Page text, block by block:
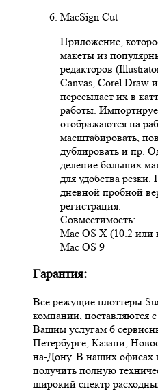
MacSign Cut
Приложение,
макеты из
редакторов
Canvas, Corel Draw
пересылает их в
работы.
отображаются на
масштабировать,
дублировать и пр.
деление больших
для удобства
дневной пробной
регистрация.
Совместимость:
Mac OS X (10.2
Mac OS 9
Гарантия:
Все режущие плоттеры
компании, поставляются
Вашим услугам 6
Петербурге, Казани,
на-Дону. В наших офисах
получить полную
широкий спектр